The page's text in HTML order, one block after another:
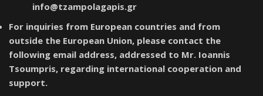
info@tzampolagapis.gr
For inquiries from European countries and from
outside the European Union, please contact the
following email address, addressed to Mr. Ioannis
Tsoumpris, regarding international cooperation and
support.